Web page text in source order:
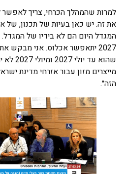
למרות שהמהלך הכרחי, צריך לאפשר
את זה. יש כאן בעיות של תכנון, של
המגדל היום הם לא בידיו של המגדל.
2027 יתאפשר אכלוס. אני מבקש
שהוא עד
מייצרים מזון עבור אזרחי מדינת
הזה״.